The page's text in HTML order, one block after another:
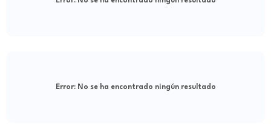
Error:No se ha encontrado ningún resultado